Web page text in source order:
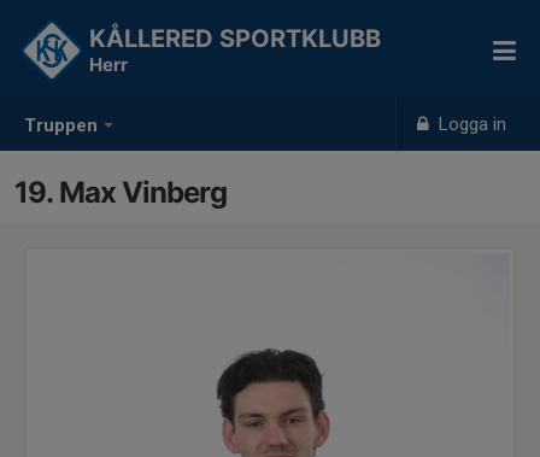
Truppen Logga in
KÅLLERED SPORTKLUBB
Herr
19. Max Vinberg